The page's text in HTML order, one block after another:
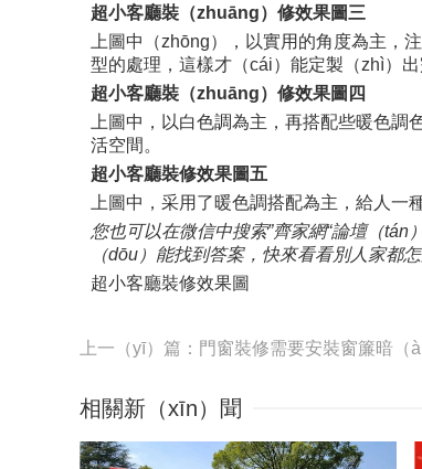
超小客廳裝（zhuāng）修效果圖三
上圖中（zhōng），以實用的角度為主，
型的處理，這樣才（cái）能定製（zhì）
超小客廳裝（zhuāng）修效果圖四
上圖中，以白色調為主，再搭配些暖色
活空間。
超小客廳裝修效果圖五
上圖中，采用了暖色調搭配為主，給人
您也可以在微信中搜索”齊家網“論壇（
（dōu）能找到答案，快來看看別人家都
超小客廳裝修效果圖
上一（yī）篇：門窗裝修需要安裝窗簾暗（
相關新（xīn）聞